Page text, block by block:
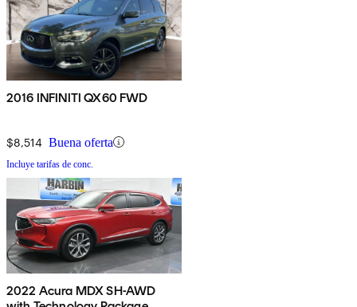
2016 INFINITI QX60 FWD
$8,514 Buena oferta
Incluye tarifas de conc.
2022 Acura MDX SH-AWD